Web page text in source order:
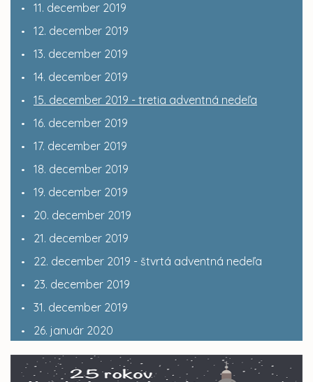
11. december 2019
12. december 2019
13. december 2019
14. december 2019
15. december 2019 - tretia adventná nedeľa
16. december 2019
17. december 2019
18. december 2019
19. december 2019
20. december 2019
21. december 2019
22. december 2019 - štvrtá adventná nedeľa
23. december 2019
31. december 2019
26. január 2020